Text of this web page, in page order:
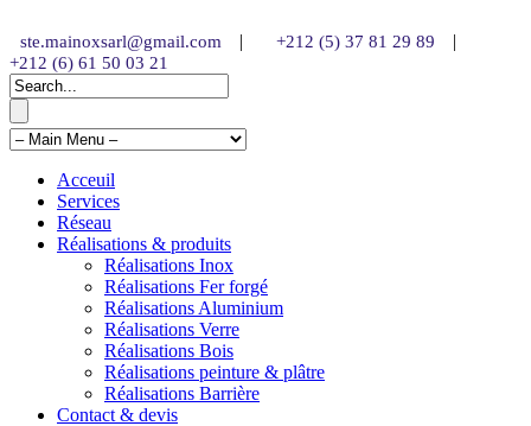
ste.mainoxsarl@gmail.com | +212 (5) 37 81 29 89 |
+212 (6) 61 50 03 21
Acceuil
Services
Réseau
Réalisations & produits
Réalisations Inox
Réalisations Fer forgé
Réalisations Aluminium
Réalisations Verre
Réalisations Bois
Réalisations peinture & plâtre
Réalisations Barrière
Contact & devis